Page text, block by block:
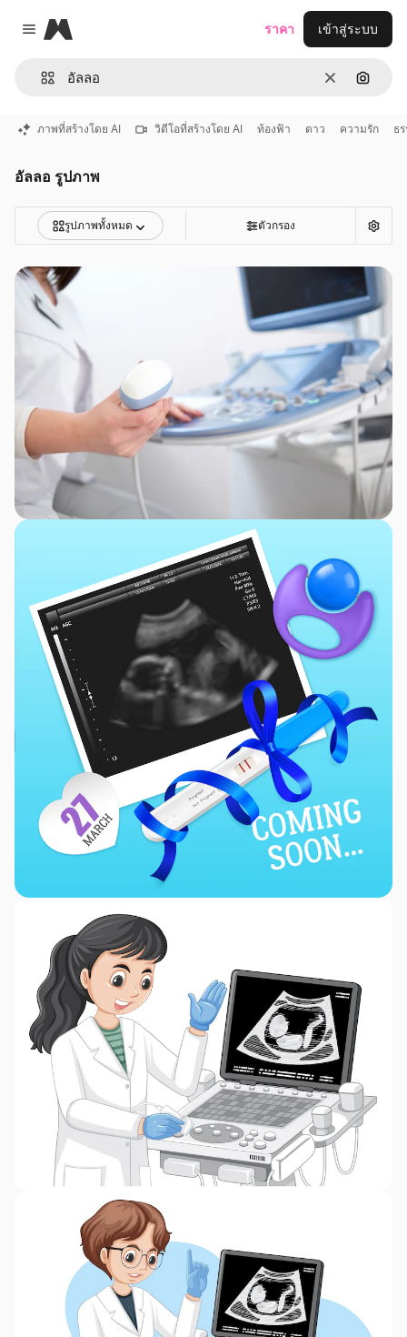
Close menu
Magnific
ชัดเจนค้นหา
ราคา เข้าสู่ระบบ
ภาพที่สร้างโดย AI วิดีโอที่สร้างโดย AI ท้องฟ้า ดาว ความรัก ธ
อัลลอ รูปภาพ
รูปภาพทั้งหมด ตัวกรอง